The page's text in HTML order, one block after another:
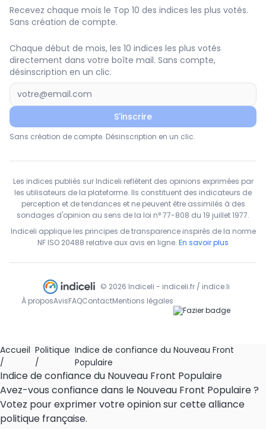
Recevez chaque mois le Top 10 des indices les plus votés.
Sans création de compte.
Chaque début de mois, les 10 indices les plus votés
directement dans votre boîte mail. Sans compte,
désinscription en un clic.
S'inscrire
Sans création de compte. Désinscription en un clic.
Les indices publiés sur Indiceli reflètent des opinions exprimées par
les utilisateurs de la plateforme. Ils constituent des indicateurs de
perception et de tendances et ne peuvent être assimilés à des
sondages d'opinion au sens de la loi n° 77-808 du 19 juillet 1977.
Indiceli applique les principes de transparence inspirés de la norme
NF ISO 20488 relative aux avis en ligne. En savoir plus
© 2026 Indiceli - indiceli.fr / indice.li
À proposAvisFAQContactMentions légales
Accueil
/
Politique
/
Indice de confiance du Nouveau Front
Populaire
Indice de confiance du Nouveau Front Populaire
Avez-vous confiance dans le Nouveau Front Populaire ?
Votez pour exprimer votre opinion sur cette alliance
politique française.